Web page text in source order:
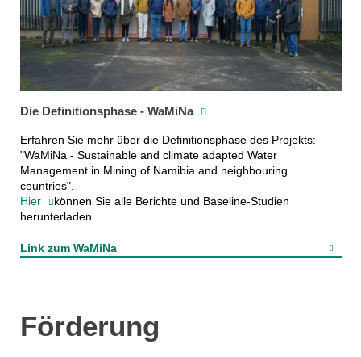
Die Definitionsphase - WaMiNa
Erfahren Sie mehr über die Definitionsphase des Projekts:
"WaMiNa - Sustainable and climate adapted Water
Management in Mining of Namibia and neighbouring
countries".
Hier
können Sie alle Berichte und Baseline-Studien
herunterladen.
Link zum WaMiNa
Förderung